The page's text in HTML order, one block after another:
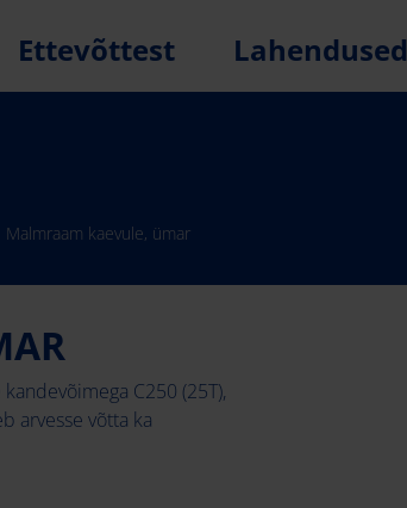
Ettevõttest Lahendused
Malmraam kaevule, ümar
C250 (25T),
arvesse võtta ka